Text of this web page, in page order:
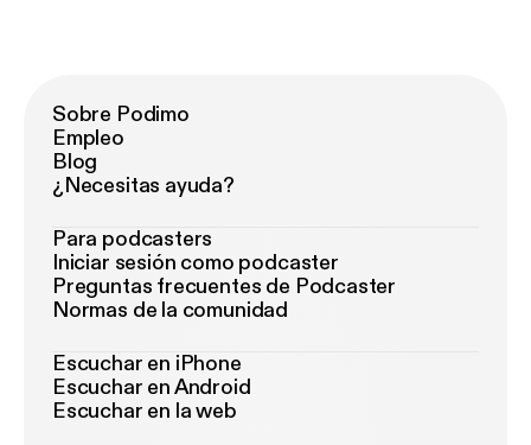
Sobre Podimo
Empleo
Blog
¿Necesitas ayuda?
Para podcasters
Iniciar sesión como podcaster
Preguntas frecuentes de Podcaster
Normas de la comunidad
Escuchar en iPhone
Escuchar en Android
Escuchar en la web